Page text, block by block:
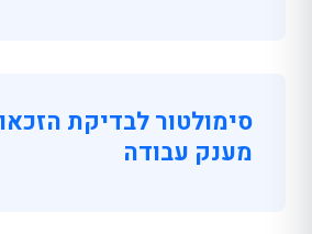
סימולטור לבדיקת
מענק עבודה